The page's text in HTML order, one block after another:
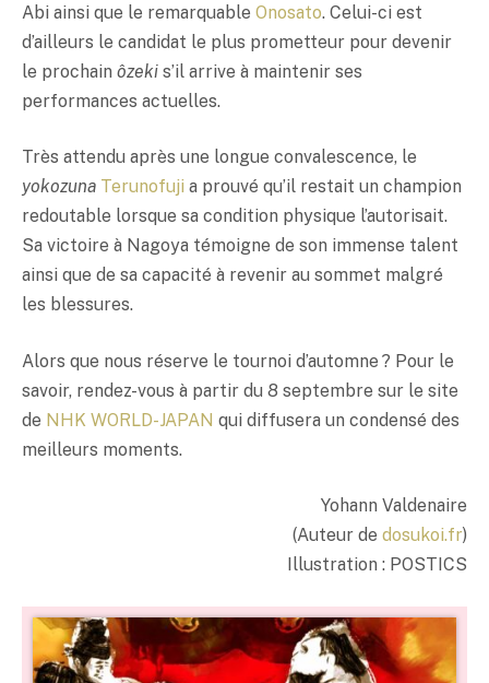
Abi ainsi que le remarquable Onosato. Celui-ci est
d’ailleurs le candidat le plus prometteur pour devenir
le prochain ôzeki s’il arrive à maintenir ses
performances actuelles.
Très attendu après une longue convalescence, le
yokozuna Terunofuji a prouvé qu’il restait un champion
redoutable lorsque sa condition physique l’autorisait.
Sa victoire à Nagoya témoigne de son immense talent
ainsi que de sa capacité à revenir au sommet malgré
les blessures.
Alors que nous réserve le tournoi d’automne ? Pour le
savoir, rendez-vous à partir du 8 septembre sur le site
de NHK WORLD-JAPAN qui diffusera un condensé des
meilleurs moments.
Yohann Valdenaire
(Auteur de dosukoi.fr)
Illustration : POSTICS